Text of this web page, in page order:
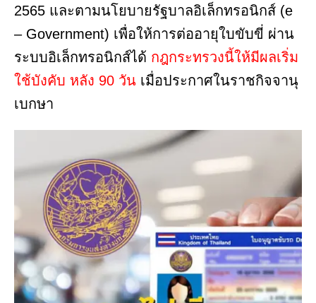
2565 และตามนโยบายรัฐบาลอิเล็กทรอนิกส์ (e
– Government) เพื่อให้การต่ออายุใบขับขี่ ผ่าน
ระบบอิเล็กทรอนิกส์ได้ กฎกระทรวงนี้ให้มีผลเริ่ม
ใช้บังคับ หลัง 90 วัน เมื่อประกาศในราชกิจจานุ
เบกษา